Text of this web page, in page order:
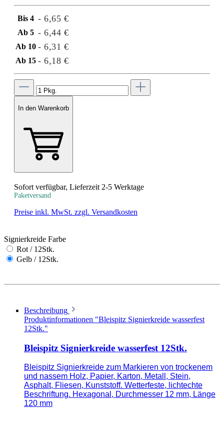
Bis 4 - 6,65 €
Ab 5 - 6,44 €
Ab 10 - 6,31 €
Ab 15 - 6,18 €
In den Warenkorb
Sofort verfügbar, Lieferzeit 2-5 Werktage
Paketversand
Preise inkl. MwSt. zzgl. Versandkosten
Signierkreide Farbe
Rot / 12Stk.
Gelb / 12Stk.
Beschreibung
Produktinformationen "Bleispitz Signierkreide wasserfest
12Stk."
Bleispitz Signierkreide wasserfest 12Stk.
Bleispitz Signierkreide zum Markieren von trockenem
und nassem Holz, Papier, Karton, Metall, Stein,
Asphalt, Fliesen, Kunststoff. Wetterfeste, lichtechte
Beschriftung. Hexagonal, Durchmesser 12 mm, Länge
120 mm